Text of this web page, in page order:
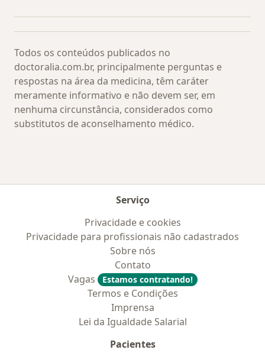
Todos os conteúdos publicados no
doctoralia.com.br, principalmente perguntas e
respostas na área da medicina, têm caráter
meramente informativo e não devem ser, em
nenhuma circunstância, considerados como
substitutos de aconselhamento médico.
Serviço
Privacidade e cookies
Privacidade para profissionais não cadastrados
Sobre nós
Contato
Vagas
Estamos contratando!
Termos e Condições
Imprensa
Lei da Igualdade Salarial
Pacientes